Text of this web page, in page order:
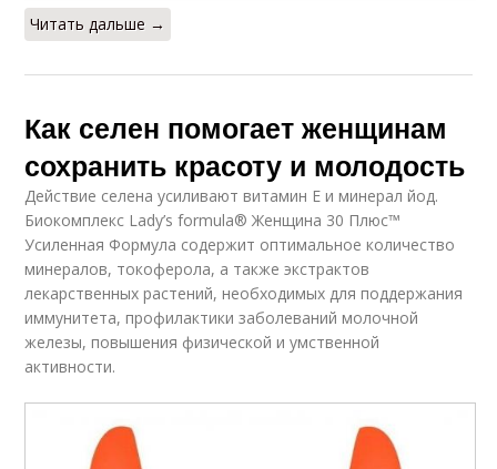
Читать дальше →
Как селен помогает женщинам
сохранить красоту и молодость
Действие селена усиливают витамин E и минерал йод.
Биокомплекс Lady’s formula® Женщина 30 Плюс™
Усиленная Формула содержит оптимальное количество
минералов, токоферола, а также экстрактов
лекарственных растений, необходимых для поддержания
иммунитета, профилактики заболеваний молочной
железы, повышения физической и умственной
активности.